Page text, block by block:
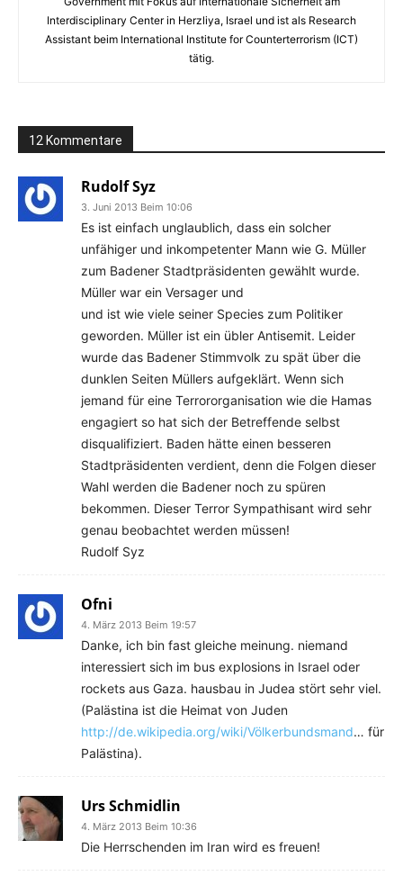
Interdisciplinary Center in Herzliya, Israel und ist als Research
Assistant beim International Institute for Counterterrorism (ICT)
tätig.
12 Kommentare
Rudolf Syz
3. Juni 2013 Beim 10:06
Es ist einfach unglaublich, dass ein solcher
unfähiger und inkompetenter Mann wie G. Müller
zum Badener Stadtpräsidenten gewählt wurde.
Müller war ein Versager und
und ist wie viele seiner Species zum Politiker
geworden. Müller ist ein übler Antisemit. Leider
wurde das Badener Stimmvolk zu spät über die
dunklen Seiten Müllers aufgeklärt. Wenn sich
jemand für eine Terrororganisation wie die Hamas
engagiert so hat sich der Betreffende selbst
disqualifiziert. Baden hätte einen besseren
Stadtpräsidenten verdient, denn die Folgen dieser
Wahl werden die Badener noch zu spüren
bekommen. Dieser Terror Sympathisant wird sehr
genau beobachtet werden müssen!
Rudolf Syz
Ofni
4. März 2013 Beim 19:57
Danke, ich bin fast gleiche meinung. niemand
interessiert sich im bus explosions in Israel oder
rockets aus Gaza. hausbau in Judea stört sehr viel.
(Palästina ist die Heimat von Juden
http://de.wikipedia.org/wiki/Völkerbundsmand… für
Palästina).
Urs Schmidlin
4. März 2013 Beim 10:36
Die Herrschenden im Iran wird es freuen!